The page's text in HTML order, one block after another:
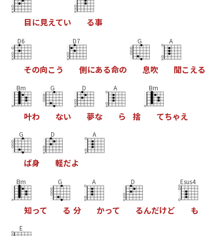
目に見えてい る事
D6
その向こ う
D7
側にある命の
G
息吹
A
聞こ える
Bm
叶わ
G
ない
D
夢な
A
ら 捨
Bm
てちゃえ
G
ば身
D
軽だよ
A
Bm
知って
G
る 分
A
かって
D
るんだけど
Esus4
も
E